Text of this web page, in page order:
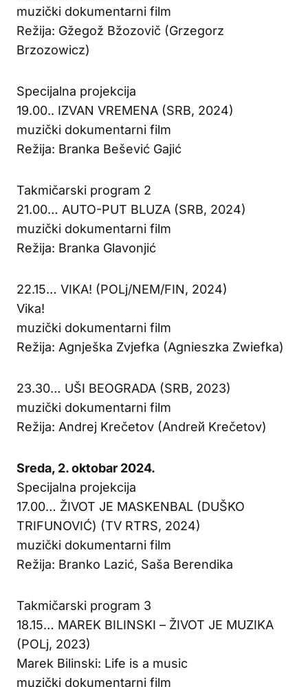
muzički dokumentarni film
Režija: Gžegož Bžozovič (Grzegorz
Brzozowicz)
Specijalna projekcija
19.00.. IZVAN VREMENA (SRB, 2024)
muzički dokumentarni film
Režija: Branka Bešević Gajić
Takmičarski program 2
21.00… AUTO-PUT BLUZA (SRB, 2024)
muzički dokumentarni film
Režija: Branka Glavonjić
22.15… VIKA! (POLj/NEM/FIN, 2024)
Vika!
muzički dokumentarni film
Režija: Agnješka Zvjefka (Agnieszka Zwiefka)
23.30… UŠI BEOGRADA (SRB, 2023)
muzički dokumentarni film
Režija: Andrej Krečetov (Andreй Krečetov)
Sreda, 2. oktobar 2024.
Specijalna projekcija
17.00… ŽIVOT JE MASKENBAL (DUŠKO
TRIFUNOVIĆ) (TV RTRS, 2024)
muzički dokumentarni film
Režija: Branko Lazić, Saša Berendika
Takmičarski program 3
18.15… MAREK BILINSKI – ŽIVOT JE MUZIKA
(POLj, 2023)
Marek Bilinski: Life is a music
muzički dokumentarni film